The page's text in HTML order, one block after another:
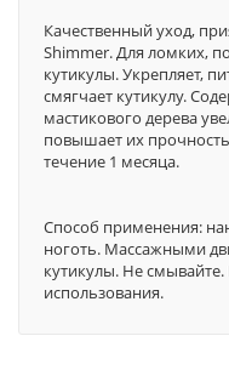
Качественный уход,
Shimmer. Для ломких,
кутикулы. Укрепляет,
смягчает кутикулу.
мастикового дерева
повышает их
течение 1 месяца.
Способ применения:
ноготь. Массажными
кутикулы. Не
использования.